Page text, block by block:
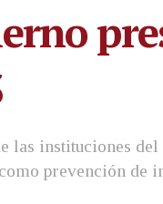
las instituciones del
prevención de